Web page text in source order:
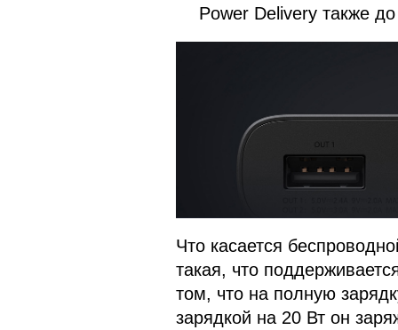
Power Delivery также
Что касается
такая, что
том, что на полную
зарядкой на 20 Вт он